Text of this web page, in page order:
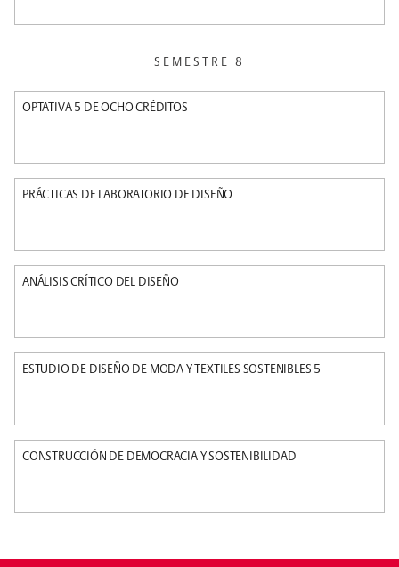
SEMESTRE 8
OPTATIVA 5 DE OCHO CRÉDITOS
PRÁCTICAS DE LABORATORIO DE DISEÑO
ANÁLISIS CRÍTICO DEL DISEÑO
ESTUDIO DE DISEÑO DE MODA Y TEXTILES SOSTENIBLES 5
CONSTRUCCIÓN DE DEMOCRACIA Y SOSTENIBILIDAD